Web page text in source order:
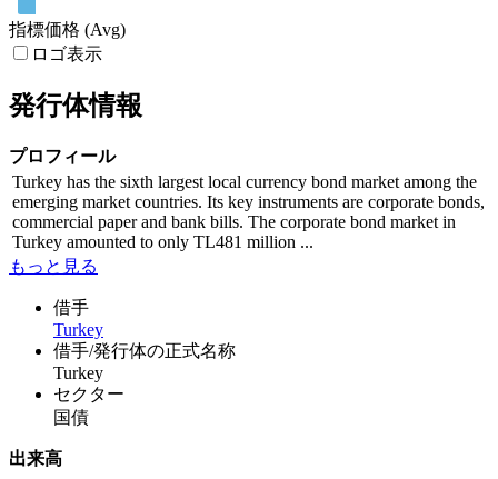
指標価格 (Avg)
ロゴ表示
発行体情報
プロフィール
Turkey has the sixth largest local currency bond market among the
emerging market countries. Its key instruments are corporate bonds,
commercial paper and bank bills. The corporate bond market in
Turkey amounted to only TL481 million ...
もっと見る
借手
Turkey
借手/発行体の正式名称
Turkey
セクター
国債
出来高